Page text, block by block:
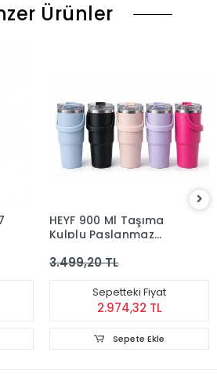
Ürünler
HEYF 900 Ml Taşıma
Kulplu Paslanmaz
Vakumlu Isı Yalıtımlı
3.499,20 TL
Sepetteki Fiyat
2.974,32 TL
Sepete Ekle